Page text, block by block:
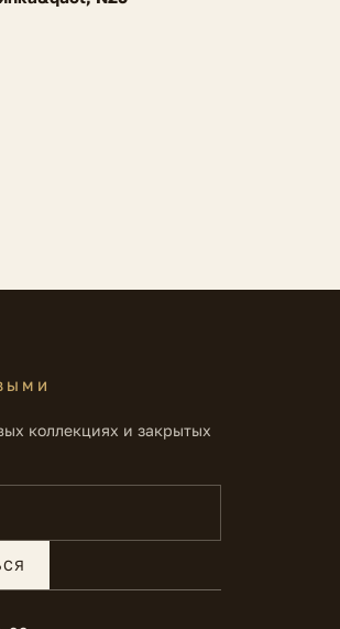
коллекциях и закрытых